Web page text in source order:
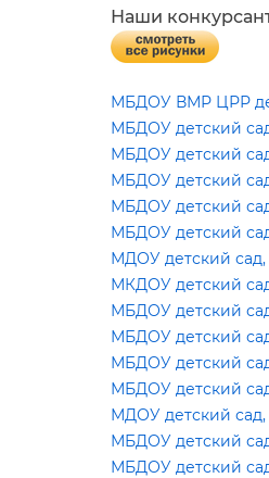
Наши
МБДОУ ВМР ЦРР
МБДОУ детский
МБДОУ детский
МБДОУ детский
МБДОУ детский
МБДОУ детский
МДОУ детский сад,
МКДОУ детский
МБДОУ детский
МБДОУ детский
МБДОУ детский
МБДОУ детский
МДОУ детский сад,
МБДОУ детский
МБДОУ детский